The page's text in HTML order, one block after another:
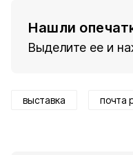
Нашли
Выделите ее и
выставка почта